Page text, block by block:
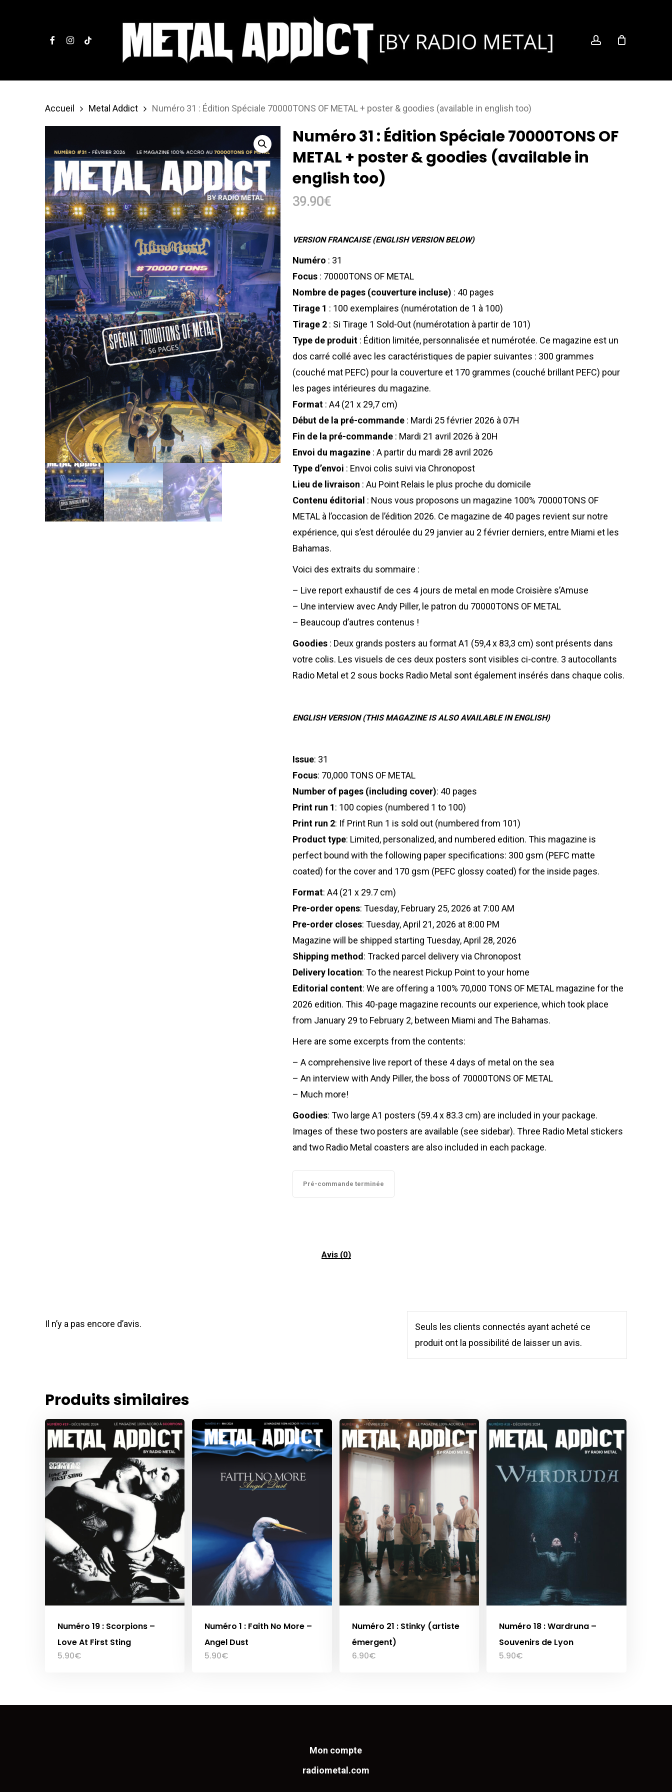
facebookinstagram
tiktok
Accueil Metal Addict Numéro 31 : Édition Spéciale 70000TONS OF METAL + poster & goodies (available in english too)
Numéro 31 : Édition Spéciale 70000TONS OF
METAL + poster & goodies (available in
english too)
39.90€
VERSION FRANCAISE (ENGLISH VERSION BELOW)
Numéro : 31
Focus: 70000TONS OF METAL
Nombre de pages (couverture incluse) : 40 pages
Tirage 1 : 100 exemplaires (numérotation de 1 à 100)
Tirage 2: Si Tirage 1 Sold-Out (numérotation à partir de 101)
Type de produit: Édition limitée, personnalisée et numérotée. Ce magazine est un
dos carré collé avec les caractéristiques de papier suivantes : 300 grammes
(couché mat PEFC) pour la couverture et 170 grammes (couché brillant PEFC) pour
les pages intérieures du magazine.
Format: A4 (21 x 29,7 cm)
Début de la pré-commande: Mardi 25 février 2026 à 07H
Fin de la pré-commande: Mardi 21 avril 2026 à 20H
Envoi du magazine: A partir du mardi 28 avril 2026
Type d’envoi : Envoi colis suivi via Chronopost
Lieu de livraison : Au Point Relais le plus proche du domicile
Contenu éditorial : Nous vous proposons un magazine 100% 70000TONS OF
METAL à l’occasion de l’édition 2026. Ce magazine de 40 pages revient sur notre
expérience, qui s’est déroulée du 29 janvier au 2 février derniers, entre Miami et les
Bahamas.
Voici des extraits du sommaire :
– Live report exhaustif de ces 4 jours de metal en mode Croisière s’Amuse
– Une interview avec Andy Piller, le patron du 70000TONS OF METAL
– Beaucoup d’autres contenus !
Goodies: Deux grands posters au format A1 (59,4 x 83,3 cm) sont présents dans
votre colis. Les visuels de ces deux posters sont visibles ci-contre. 3 autocollants
Radio Metal et 2 sous bocks Radio Metal sont également insérés dans chaque colis.
ENGLISH VERSION (THIS MAGAZINE IS ALSO AVAILABLE IN ENGLISH)
Issue: 31
Focus: 70,000 TONS OF METAL
Number of pages (including cover): 40 pages
Print run 1: 100 copies (numbered 1 to 100)
Print run 2: If Print Run 1 is sold out (numbered from 101)
Product type: Limited, personalized, and numbered edition. This magazine is
perfect bound with the following paper specifications: 300 gsm (PEFC matte
coated) for the cover and 170 gsm (PEFC glossy coated) for the inside pages.
Format: A4 (21 x 29.7 cm)
Pre-order opens: Tuesday, February 25, 2026 at 7:00 AM
Pre-order closes: Tuesday, April 21, 2026 at 8:00 PM
Magazine will be shipped starting Tuesday, April 28, 2026
Shipping method: Tracked parcel delivery via Chronopost
Delivery location: To the nearest Pickup Point to your home
Editorial content: We are offering a 100% 70,000 TONS OF METAL magazine for the
2026 edition. This 40-page magazine recounts our experience, which took place
from January 29 to February 2, between Miami and The Bahamas.
Here are some excerpts from the contents:
– A comprehensive live report of these 4 days of metal on the sea
– An interview with Andy Piller, the boss of 70000TONS OF METAL
– Much more!
Goodies: Two large A1 posters (59.4 x 83.3 cm) are included in your package.
Images of these two posters are available (see sidebar). Three Radio Metal stickers
and two Radio Metal coasters are also included in each package.
Pré-commande terminée
Avis (0)
Il n’y a pas encore d’avis.
Seuls les clients connectés ayant acheté ce
produit ont la possibilité de laisser un avis.
Produits similaires
Numéro 19 : Scorpions –
Love At First Sting
5.90€
Numéro 1 : Faith No More –
Angel Dust
5.90€
Numéro 21 : Stinky (artiste
émergent)
6.90€
Numéro 18 : Wardruna –
Souvenirs de Lyon
5.90€
Mon compte
radiometal.com